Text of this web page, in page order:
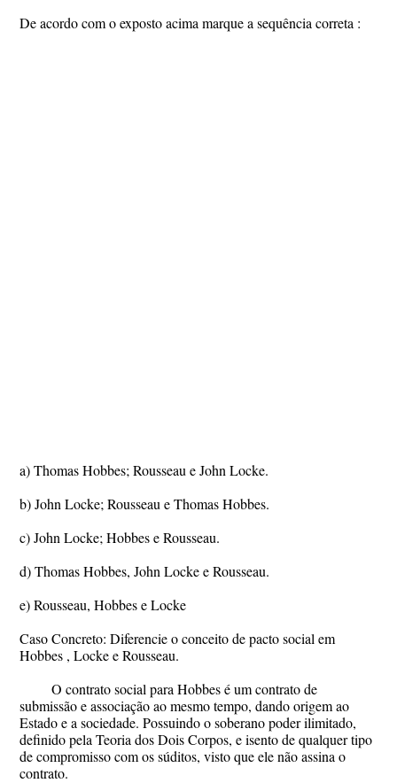
De acordo com o exposto acima marque a sequência correta :
a) Thomas Hobbes; Rousseau e John Locke.
b) John Locke; Rousseau e Thomas Hobbes.
c) John Locke; Hobbes e Rousseau.
d) Thomas Hobbes, John Locke e Rousseau.
e) Rousseau, Hobbes e Locke
Caso Concreto: Diferencie o conceito de pacto social em
Hobbes , Locke e Rousseau.
O contrato social para Hobbes é um contrato de
submissão e associação ao mesmo tempo, dando origem ao
Estado e a sociedade. Possuindo o soberano poder ilimitado,
definido pela Teoria dos Dois Corpos, e isento de qualquer tipo
de compromisso com os súditos, visto que ele não assina o
contrato.